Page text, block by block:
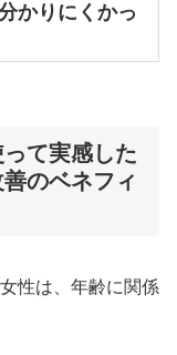
かりにくかっ
て実感した
のベネフィ
性は、年齢に関係